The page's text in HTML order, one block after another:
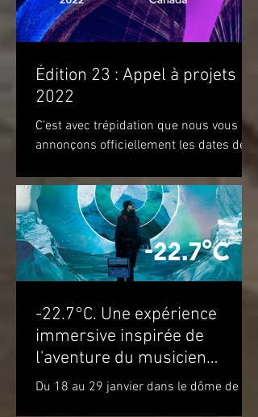
Édition 23 : Appel à projets
2022
C'est avec trépidation que nous vous
annonçons officiellement les dates de
notre prochaine édition. Nous vous
attendons du 22 au 28 août...
-22.7°C. Une expérience
immersive inspirée de
l'aventure du musicien
Molécule dans le cercle
Du 18 au 29 janvier dans le dôme de la